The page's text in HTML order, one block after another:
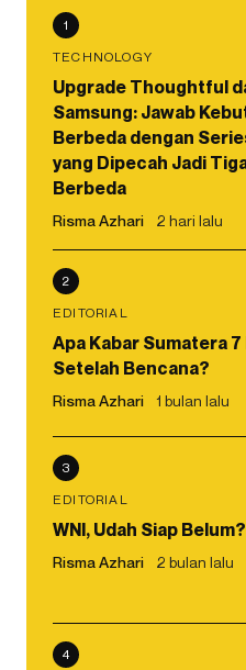
1
TECHNOLOGY
Upgrade Thoughtful
Samsung: Jawab
Berbeda dengan
yang Dipecah Jadi
Berbeda
Risma Azhari 2 hari lalu
2
EDITORIAL
Apa Kabar Sumatera 7
Setelah Bencana?
Risma Azhari 1 bulan lalu
3
EDITORIAL
WNI, Udah Siap Belum?
Risma Azhari 2 bulan lalu
4